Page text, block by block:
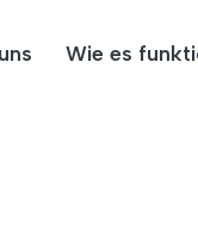
Wie es